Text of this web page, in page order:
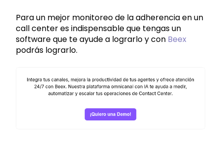
Para un mejor monitoreo de la adherencia en un
call center es indispensable que tengas un
software que te ayude a lograrlo y con Beex
podrás lograrlo.